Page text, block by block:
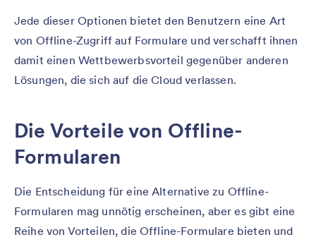
Jede dieser Optionen bietet den Benutzern eine Art
von Offline-Zugriff auf Formulare und verschafft ihnen
damit einen Wettbewerbsvorteil gegenüber anderen
Lösungen, die sich auf die Cloud verlassen.
Die Vorteile von Offline-
Formularen
Die Entscheidung für eine Alternative zu Offline-
Formularen mag unnötig erscheinen, aber es gibt eine
Reihe von Vorteilen, die Offline-Formulare bieten und